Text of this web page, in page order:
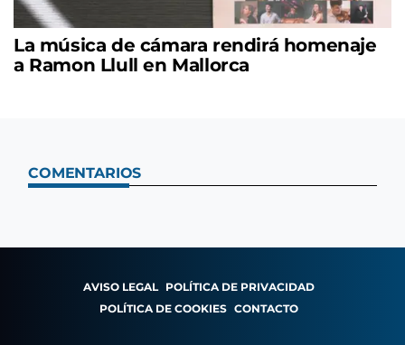
La música de cámara rendirá homenaje
a Ramon Llull en Mallorca
COMENTARIOS
AVISO LEGAL POLÍTICA DE PRIVACIDAD
POLÍTICA DE COOKIES CONTACTO